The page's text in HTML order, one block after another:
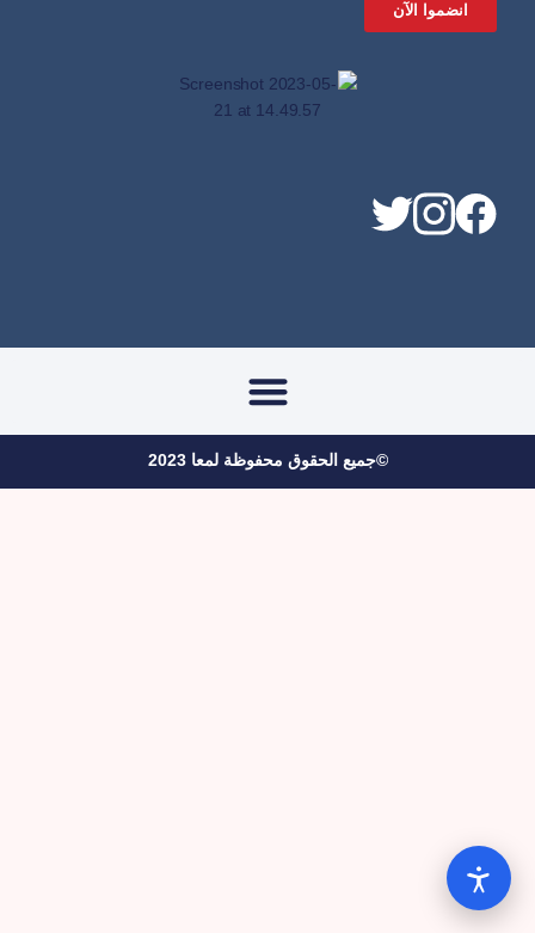
انضموا الآن
©جميع الحقوق محفوظة لمعا 2023